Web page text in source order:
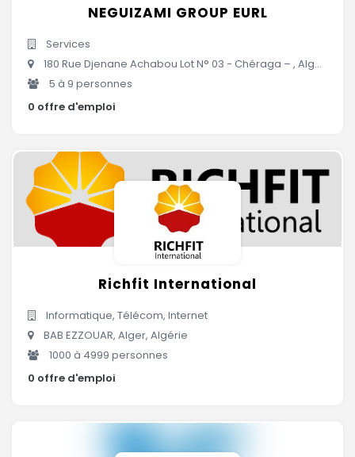
NEGUIZAMI GROUP EURL
Services
180 Rue Djenane Achabou Lot N° 03 - Chéraga – , Alger, Algérie
5 à 9 personnes
0 offre d'emploi
Richfit International
Informatique, Télécom, Internet
BAB EZZOUAR, Alger, Algérie
1000 à 4999 personnes
0 offre d'emploi